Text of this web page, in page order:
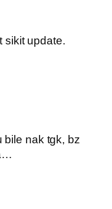
sikit update.
bile nak tgk, bz